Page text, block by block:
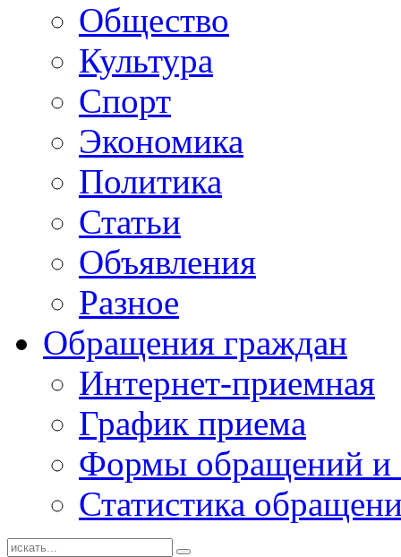
Общество
Культура
Спорт
Экономика
Политика
Статьи
Объявления
Разное
Обращения граждан
Интернет-приемная
График приема
Формы обращений и
Статистика